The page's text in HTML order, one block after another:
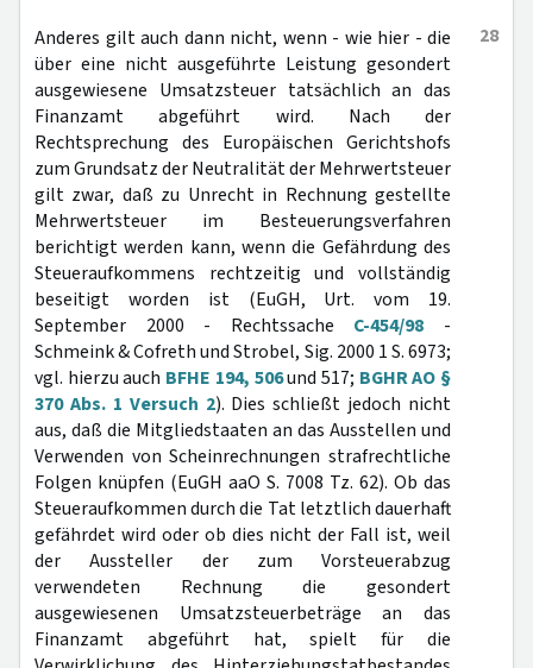
28
Anderes gilt auch dann nicht, wenn - wie hier - die
über eine nicht ausgeführte Leistung gesondert
ausgewiesene Umsatzsteuer tatsächlich an das
Finanzamt abgeführt wird. Nach der
Rechtsprechung des Europäischen Gerichtshofs
zum Grundsatz der Neutralität der Mehrwertsteuer
gilt zwar, daß zu Unrecht in Rechnung gestellte
Mehrwertsteuer im Besteuerungsverfahren
berichtigt werden kann, wenn die Gefährdung des
Steueraufkommens rechtzeitig und vollständig
beseitigt worden ist (EuGH, Urt. vom 19.
September 2000 - Rechtssache C-454/98 -
Schmeink & Cofreth und Strobel, Sig. 2000 1 S. 6973;
vgl. hierzu auch BFHE 194, 506und 517; BGHR AO §
370 Abs. 1 Versuch 2). Dies schließt jedoch nicht
aus, daß die Mitgliedstaaten an das Ausstellen und
Verwenden von Scheinrechnungen strafrechtliche
Folgen knüpfen (EuGH aaO S. 7008 Tz. 62). Ob das
Steueraufkommen durch die Tat letztlich dauerhaft
gefährdet wird oder ob dies nicht der Fall ist, weil
der Aussteller der zum Vorsteuerabzug
verwendeten Rechnung die gesondert
ausgewiesenen Umsatzsteuerbeträge an das
Finanzamt abgeführt hat, spielt für die